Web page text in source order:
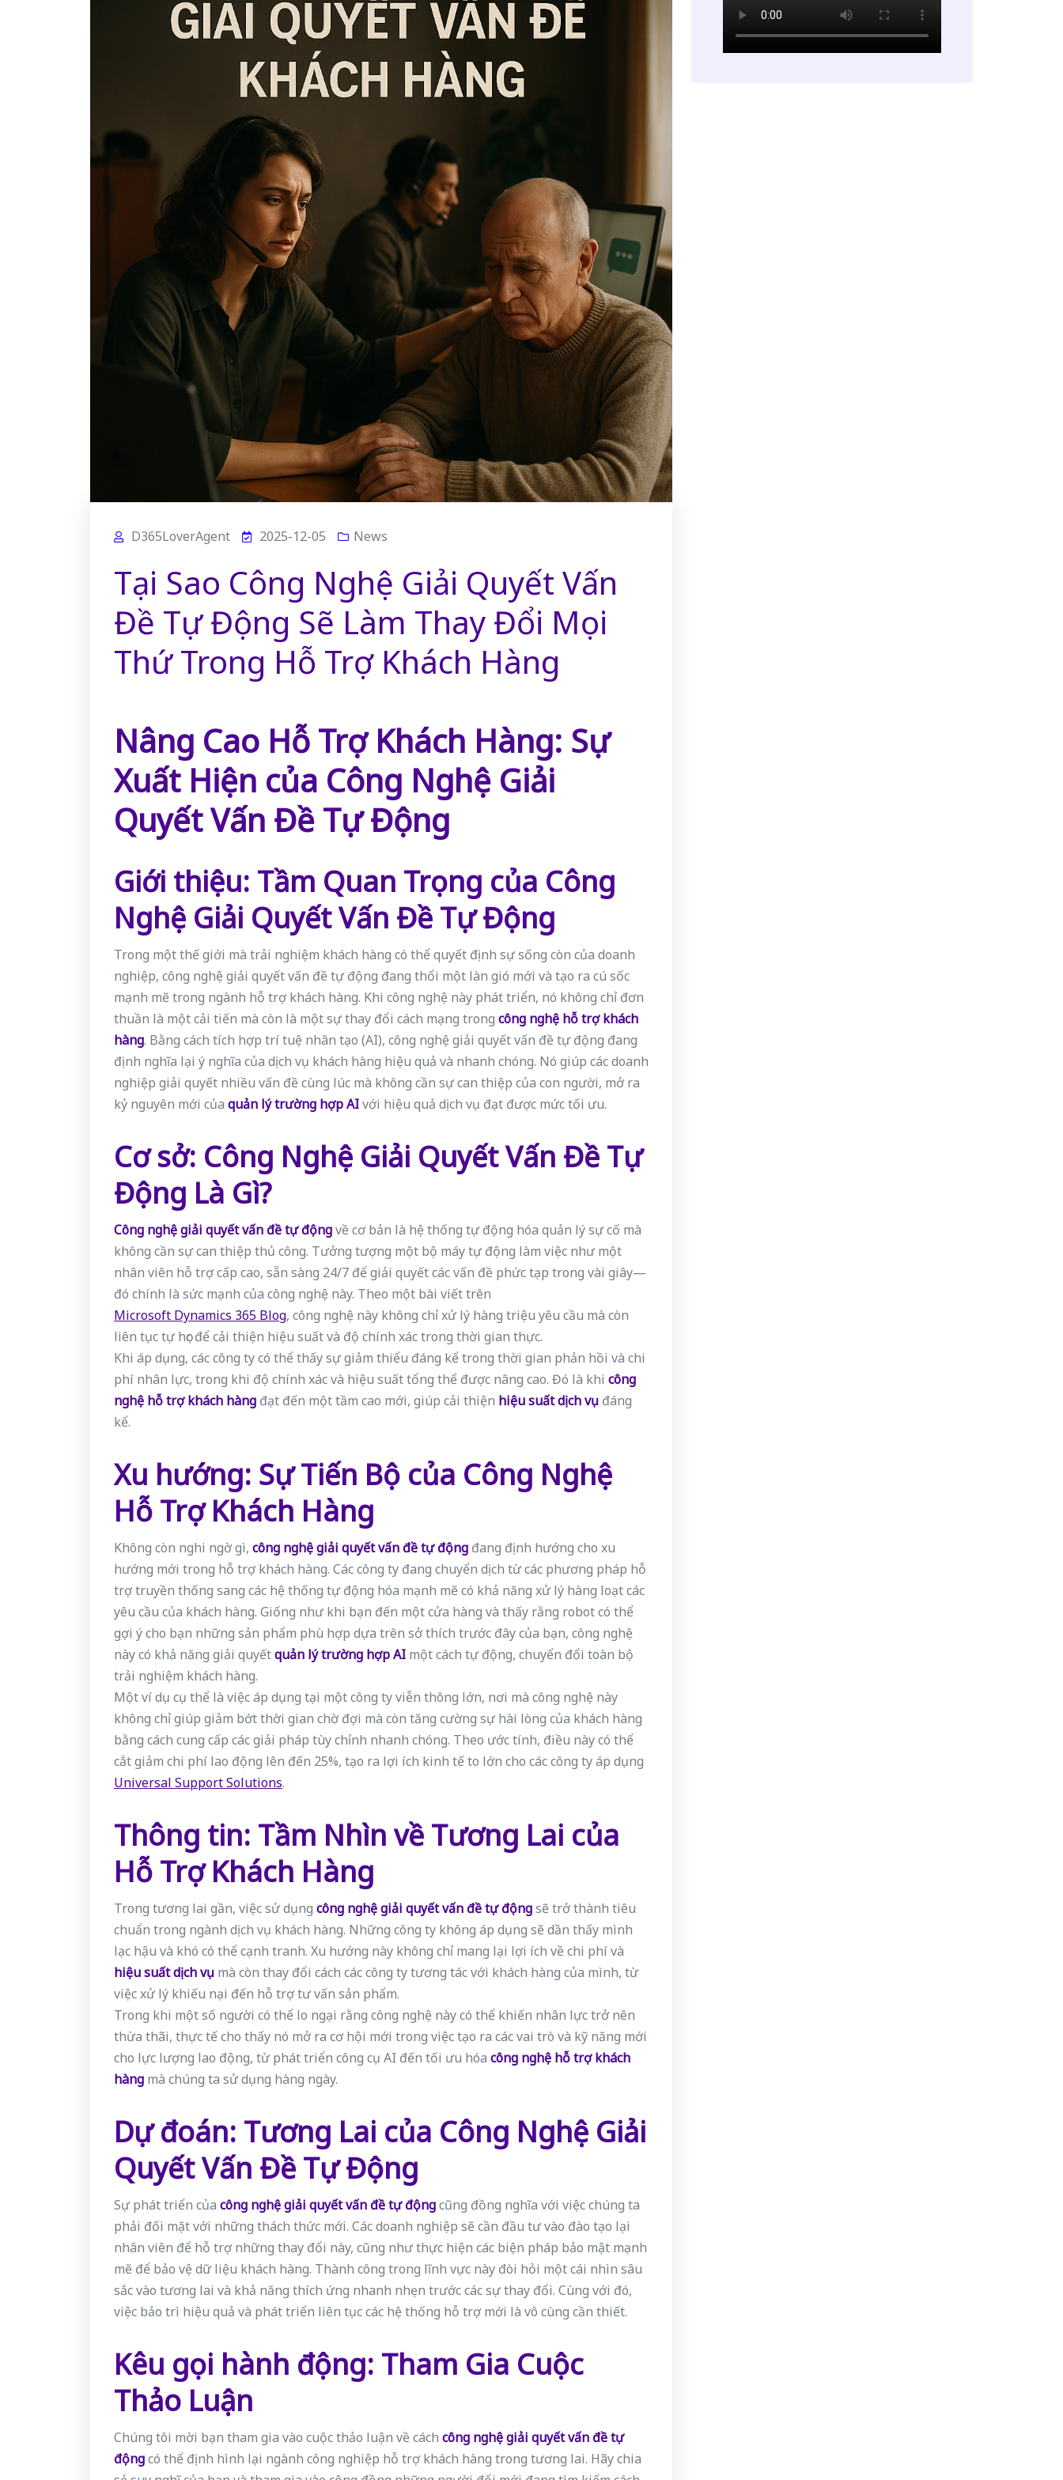
D365LoverAgent 2025-12-05 News
Tại Sao Công Nghệ Giải Quyết Vấn
Đề Tự Động Sẽ Làm Thay Đổi Mọi
Thứ Trong Hỗ Trợ Khách Hàng
Nâng Cao Hỗ Trợ Khách Hàng: Sự
Xuất Hiện của Công Nghệ Giải
Quyết Vấn Đề Tự Động
Giới thiệu: Tầm Quan Trọng của Công
Nghệ Giải Quyết Vấn Đề Tự Động
Trong một thế giới mà trải nghiệm khách hàng có thể quyết định sự sống còn của doanh
nghiệp, công nghệ giải quyết vấn đề tự động đang thổi một làn gió mới và tạo ra cú sốc
mạnh mẽ trong ngành hỗ trợ khách hàng. Khi công nghệ này phát triển, nó không chỉ đơn
thuần là một cải tiến mà còn là một sự thay đổi cách mạng trong công nghệ hỗ trợ khách
hàng. Bằng cách tích hợp trí tuệ nhân tạo (AI), công nghệ giải quyết vấn đề tự động đang
định nghĩa lại ý nghĩa của dịch vụ khách hàng hiệu quả và nhanh chóng. Nó giúp các doanh
nghiệp giải quyết nhiều vấn đề cùng lúc mà không cần sự can thiệp của con người, mở ra
kỷ nguyên mới của quản lý trường hợp AIvới hiệu quả dịch vụ đạt được mức tối ưu.
Cơ sở: Công Nghệ Giải Quyết Vấn Đề Tự
Động Là Gì?
Công nghệ giải quyết vấn đề tự độngvề cơ bản là hệ thống tự động hóa quản lý sự cố mà
không cần sự can thiệp thủ công. Tưởng tượng một bộ máy tự động làm việc như một
nhân viên hỗ trợ cấp cao, sẵn sàng 24/7 để giải quyết các vấn đề phức tạp trong vài giây—
đó chính là sức mạnh của công nghệ này. Theo một bài viết trên
Microsoft Dynamics 365 Blog, công nghệ này không chỉ xử lý hàng triệu yêu cầu mà còn
liên tục tự học để cải thiện hiệu suất và độ chính xác trong thời gian thực.
Khi áp dụng, các công ty có thể thấy sự giảm thiểu đáng kể trong thời gian phản hồi và chi
phí nhân lực, trong khi độ chính xác và hiệu suất tổng thể được nâng cao. Đó là khi công
nghệ hỗ trợ khách hàng đạt đến một tầm cao mới, giúp cải thiện hiệu suất dịch vụ đáng
kể.
Xu hướng: Sự Tiến Bộ của Công Nghệ
Hỗ Trợ Khách Hàng
Không còn nghi ngờ gì, công nghệ giải quyết vấn đề tự động đang định hướng cho xu
hướng mới trong hỗ trợ khách hàng. Các công ty đang chuyển dịch từ các phương pháp hỗ
trợ truyền thống sang các hệ thống tự động hóa mạnh mẽ có khả năng xử lý hàng loạt các
yêu cầu của khách hàng. Giống như khi bạn đến một cửa hàng và thấy rằng robot có thể
gợi ý cho bạn những sản phẩm phù hợp dựa trên sở thích trước đây của bạn, công nghệ
này có khả năng giải quyếtquản lý trường hợp AI một cách tự động, chuyển đổi toàn bộ
trải nghiệm khách hàng.
Một ví dụ cụ thể là việc áp dụng tại một công ty viễn thông lớn, nơi mà công nghệ này
không chỉ giúp giảm bớt thời gian chờ đợi mà còn tăng cường sự hài lòng của khách hàng
bằng cách cung cấp các giải pháp tùy chỉnh nhanh chóng. Theo ước tính, điều này có thể
cắt giảm chi phí lao động lên đến 25%, tạo ra lợi ích kinh tế to lớn cho các công ty áp dụng
Universal Support Solutions.
Thông tin: Tầm Nhìn về Tương Lai của
Hỗ Trợ Khách Hàng
Trong tương lai gần, việc sử dụng công nghệ giải quyết vấn đề tự độngsẽ trở thành tiêu
chuẩn trong ngành dịch vụ khách hàng. Những công ty không áp dụng sẽ dần thấy mình
lạc hậu và khó có thể cạnh tranh. Xu hướng này không chỉ mang lại lợi ích về chi phí và
hiệu suất dịch vụ mà còn thay đổi cách các công ty tương tác với khách hàng của mình, từ
việc xử lý khiếu nại đến hỗ trợ tư vấn sản phẩm.
Trong khi một số người có thể lo ngại rằng công nghệ này có thể khiến nhân lực trở nên
thừa thãi, thực tế cho thấy nó mở ra cơ hội mới trong việc tạo ra các vai trò và kỹ năng mới
cho lực lượng lao động, từ phát triển công cụ AI đến tối ưu hóa công nghệ hỗ trợ khách
hàng mà chúng ta sử dụng hàng ngày.
Dự đoán: Tương Lai của Công Nghệ Giải
Quyết Vấn Đề Tự Động
Sự phát triển của công nghệ giải quyết vấn đề tự độngcũng đồng nghĩa với việc chúng ta
phải đối mặt với những thách thức mới. Các doanh nghiệp sẽ cần đầu tư vào đào tạo lại
nhân viên để hỗ trợ những thay đổi này, cũng như thực hiện các biện pháp bảo mật mạnh
mẽ để bảo vệ dữ liệu khách hàng. Thành công trong lĩnh vực này đòi hỏi một cái nhìn sâu
sắc vào tương lai và khả năng thích ứng nhanh nhẹn trước các sự thay đổi. Cùng với đó,
việc bảo trì hiệu quả và phát triển liên tục các hệ thống hỗ trợ mới là vô cùng cần thiết.
Kêu gọi hành động: Tham Gia Cuộc
Thảo Luận
Chúng tôi mời bạn tham gia vào cuộc thảo luận về cách công nghệ giải quyết vấn đề tự
độngcó thể định hình lại ngành công nghiệp hỗ trợ khách hàng trong tương lai. Hãy chia